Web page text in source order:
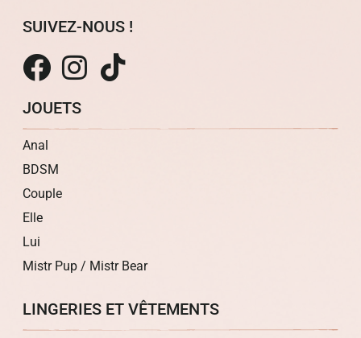
SUIVEZ-NOUS !
JOUETS
Anal
BDSM
Couple
Elle
Lui
Mistr Pup / Mistr Bear
LINGERIES ET VÊTEMENTS